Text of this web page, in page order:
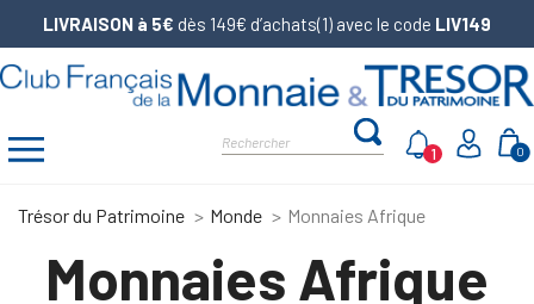
LIVRAISON à 5€ dès 149€ d’achats(1) avec le code LIV149
0
1
Trésor du Patrimoine Monde Monnaies Afrique
Monnaies Afrique